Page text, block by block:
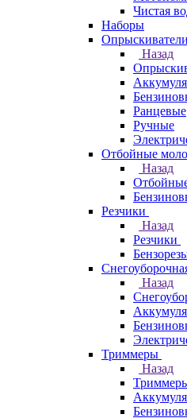
Чистая
Наборы
Опрыскиватели
Назад
Ранцевые
Ручные
Отбойные
Назад
Резчики
Назад
Резчики
Назад
Триммеры
Назад